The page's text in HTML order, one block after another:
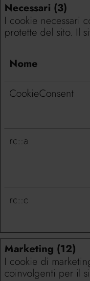
Necessari (3)
I cookie necessari
protette del sito. Il
Nome
CookieConsent
rc::a
rc::c
Marketing (12)
I cookie di
coinvolgenti per il